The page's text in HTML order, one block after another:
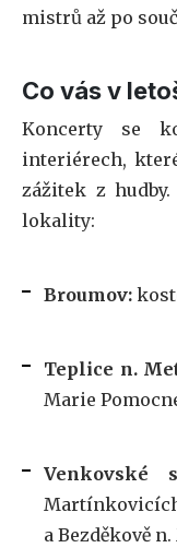
mistrů až po
Co vás v
Koncerty se
interiérech,
zážitek z
lokality:
Broumov:
Teplice n.
Marie
Venkovské
a Bezděkově